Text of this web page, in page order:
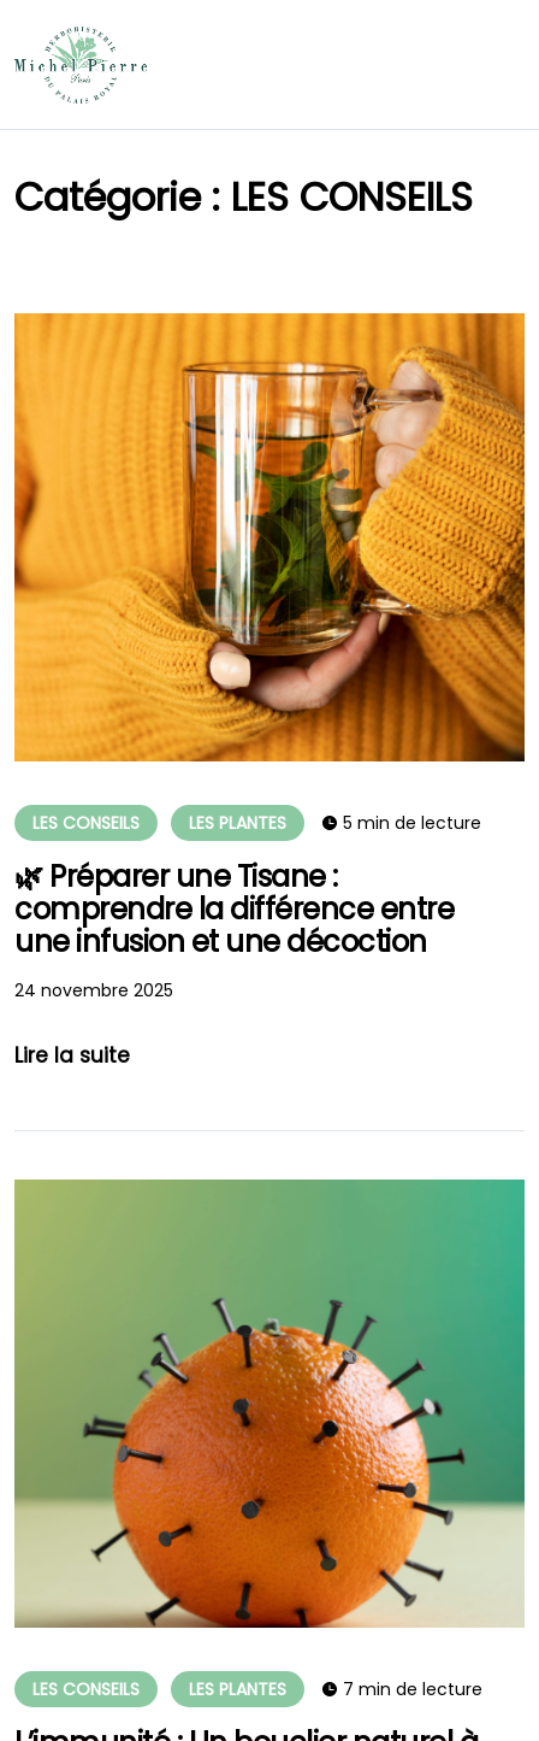
Catégorie : LES CONSEILS
LES CONSEILS LES PLANTES 5 min de lecture
🌿 Préparer une Tisane :
comprendre la différence entre
une infusion et une décoction
24 novembre 2025
Lire la suite
LES CONSEILS LES PLANTES 7 min de lecture